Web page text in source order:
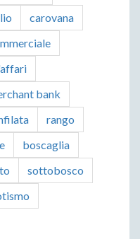
carovana
bank
rango
boscaglia
sottobosco